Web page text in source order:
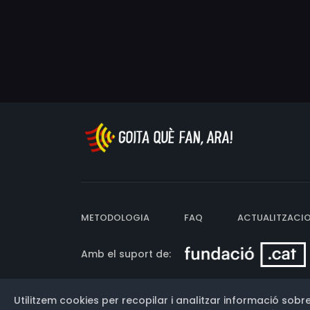
METODOLOGIA FAQ
Amb el suport de:
Utilitzem cookies per recopilar i analitzar informació